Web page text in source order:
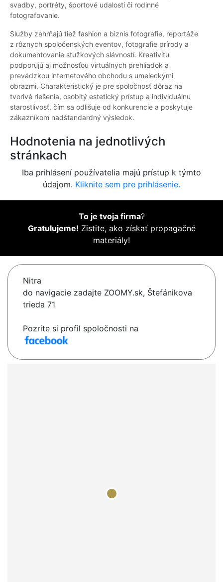
svadby, portréty, športové udalosti či rodinné
fotografovanie.
Služby zahŕňajú tiež fashion a biznis fotografie, reportáže
z rôznych spoločenských eventov, fotografie prírody a
dokumentovanie stužkových slávností. Kreativitu
podporujú aj možnosťou virtuálnych prehliadok a
prevádzkou internetového obchodu s umeleckými
obrazmi. Charakteristický je pre spoločnosť dôraz na
tvorivé riešenia, osobitý estetický prístup a individuálnu
starostlivosť, čím sa odlišuje od konkurencie a poskytuje
zákazníkom nadštandardný výsledok.
Hodnotenia na jednotlivých
stránkach
Iba prihlásení používatelia majú prístup k týmto
údajom. Kliknite sem pre prihlásenie.
To je tvoja firma?
Gratulujeme! Zistite, ako získať propagačné
materiály!
Nitra
do navigacie zadajte ZOOMY.sk, Štefánikova
trieda 71
Pozrite si profil spoločnosti na